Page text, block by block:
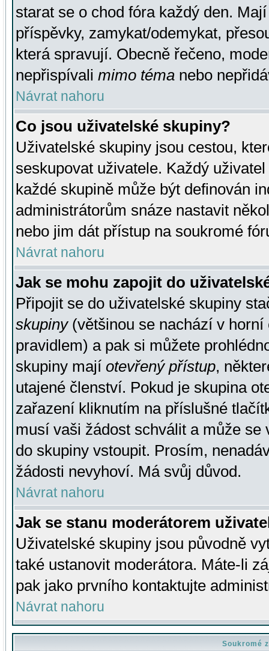
starat se o chod fóra každý den.
příspěvky, zamykat/odemykat,
která spravují. Obecně řečeno,
nepřispívali mimo téma nebo
Návrat nahoru
Co jsou uživatelské skupiny?
Uživatelské skupiny jsou cestou,
seskupovat uživatele. Každý
každé skupině může být definován
administrátorům snáze nastavit
nebo jim dát přístup na soukromé
Návrat nahoru
Jak se mohu zapojit do
Připojit se do uživatelské skupiny
skupiny(většinou se nachází v horní
pravidlem) a pak si můžete
skupiny mají otevřený přístup,
utajené členství. Pokud je skupina
zařazení kliknutím na příslušné
musí vaši žádost schválit a může se
do skupiny vstoupit. Prosím,
žádosti nevyhoví. Má svůj důvod.
Návrat nahoru
Jak se stanu moderátorem
Uživatelské skupiny jsou původně
také ustanovit moderátora. Máte-li
pak jako prvního kontaktujte
Návrat nahoru
Soukromé